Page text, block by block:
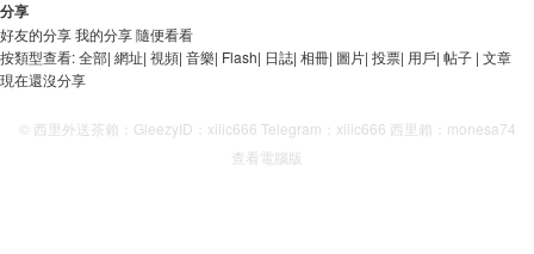
分享
好友的分享我的分享隨便看看
按類型查看:全部| 網址| 視頻| 音樂| Flash| 日誌| 相冊| 圖片| 投票| 用戶| 帖子 | 文章
現在還沒分享
© 西里外送茶賴：GleezyID：xilic666 Telegram：xilic666 西里賴：monesa74
查看電腦版